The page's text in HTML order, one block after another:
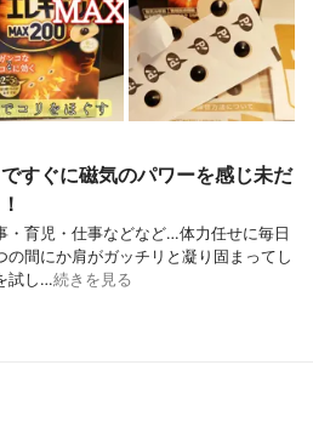
すぐに磁気のパワーを感じ未だ
・育児・仕事などなど…体力任せに毎日
間にか肩がガッチリと凝り固まってし
試し…続きを見る